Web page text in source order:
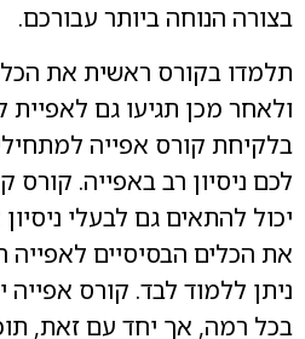
בצורה הנוחה ביותר עבורכם.
תלמדו בקורס ראשית את
ולאחר מכן תגיעו גם
בלקיחת קורס אפייה
לכם ניסיון רב באפייה. קורס
יכול להתאים גם לבעלי
את הכלים הבסיסיים
ניתן ללמוד לבד. קורס
בכל רמה, אך יחד עם זאת,